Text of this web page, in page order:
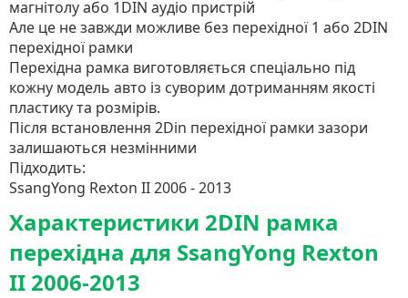
магнітолу або 1DIN аудіо пристрій
Але це не завжди можливе без перехідної 1 або 2DIN
перехідної рамки
Перехідна рамка виготовляється спеціально під
кожну модель авто із суворим дотриманням якості
пластику та розмірів.
Після встановлення 2Din перехідної рамки зазори
залишаються незмінними
Підходить:
SsangYong Rexton II 2006 - 2013
Характеристики 2DIN рамка
перехідна для SsangYong Rexton
II 2006-2013